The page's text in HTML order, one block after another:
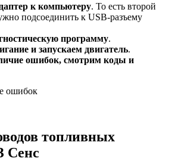
к компьютеру. То есть второй
подсоединить к USB-разъему
программу.
и запускаем двигатель.
ошибок, смотрим коды и
топливных
Сенс